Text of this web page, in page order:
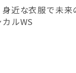
身近な衣服で未
ルWS